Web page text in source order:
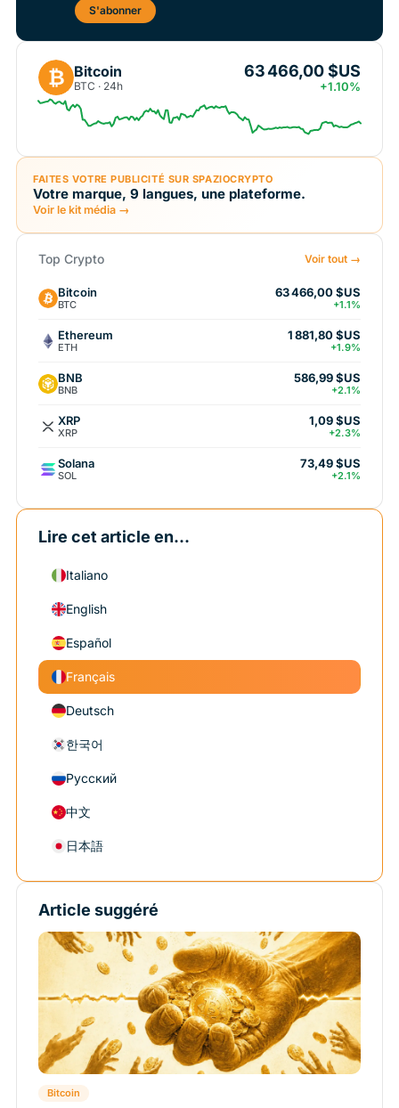
S'abonner
₿ Bitcoin
BTC · 24h
63 466,00 $US
+1.10%
FAITES VOTRE PUBLICITÉ SUR SPAZIOCRYPTO
Votre marque, 9 langues, une plateforme.
Voir le kit média →
Top Crypto Voir tout →
Bitcoin
BTC
63 466,00 $US
+1.1%
Ethereum
ETH
1 881,80 $US
+1.9%
BNB
BNB
586,99 $US
+2.1%
XRP
XRP
1,09 $US
+2.3%
Solana
SOL
73,49 $US
+2.1%
Lire cet article en...
Italiano
English
Español
Français
Deutsch
한국어
Русский
中文
日本語
Article suggéré
Bitcoin